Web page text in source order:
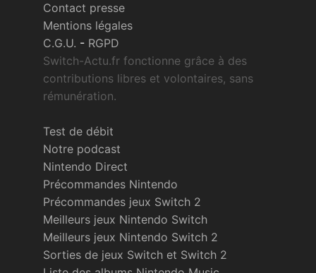
Contact presse
Mentions légales
C.G.U. - RGPD
Switch-Actu.fr fonctionne grâce à des
contributions libres et volontaires, sans
rémunération.
Test de débit
Notre podcast
Nintendo Direct
Précommandes Nintendo
Précommandes jeux Switch 2
Meilleurs jeux Nintendo Switch
Meilleurs jeux Nintendo Switch 2
Sorties de jeux Switch et Switch 2